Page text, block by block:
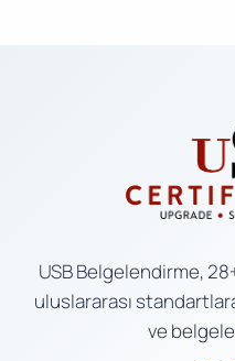
USB Belgelendirme,
uluslararası
ve